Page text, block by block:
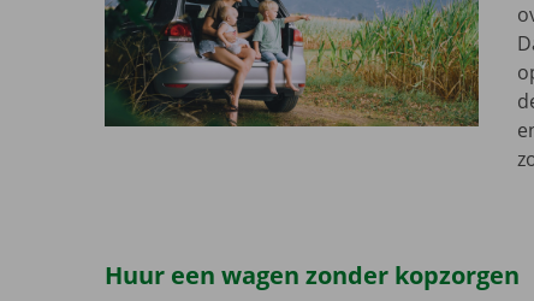
Huur een wagen zonder kopzorgen